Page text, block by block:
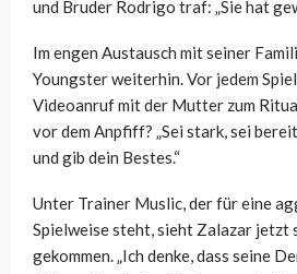
und Bruder Rodrigo traf: „Sie hat
Im engen Austausch mit seiner
Youngster weiterhin. Vor jedem
Videoanruf mit der Mutter zum
vor dem Anpfiff? „Sei stark, sei
und gib dein Bestes.“
Unter Trainer Muslic, der für eine
Spielweise steht, sieht Zalazar jetzt
gekommen. „Ich denke, dass seine